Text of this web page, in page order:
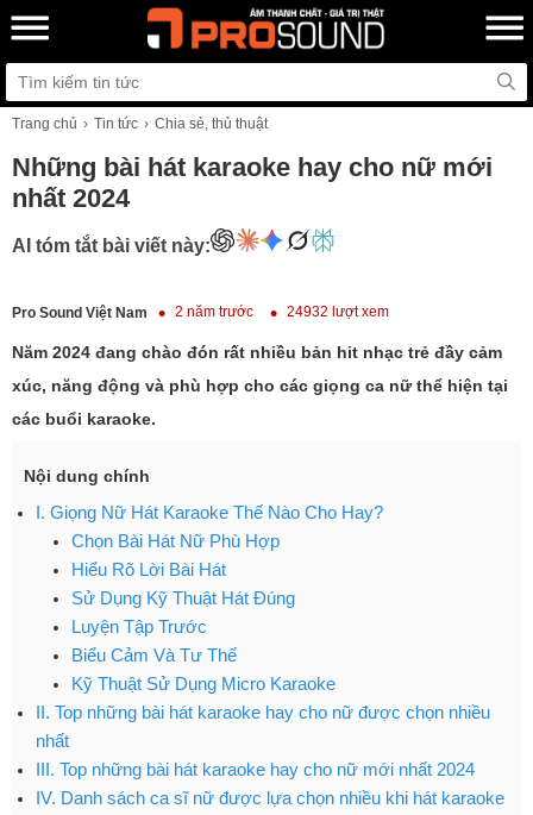
Trang chủ Tin tức Chia sẻ, thủ thuật
Những bài hát karaoke hay cho nữ mới
nhất 2024
AI tóm tắt bài viết này:
Pro Sound Việt Nam 2 năm trước 24932 lượt xem
Năm 2024 đang chào đón rất nhiều bản hit nhạc trẻ đầy cảm
xúc, năng động và phù hợp cho các giọng ca nữ thể hiện tại
các buổi karaoke.
Nội dung chính
I. Giọng Nữ Hát Karaoke Thế Nào Cho Hay?
Chọn Bài Hát Nữ Phù Hợp
Hiểu Rõ Lời Bài Hát
Sử Dụng Kỹ Thuật Hát Đúng
Luyện Tập Trước
Biểu Cảm Và Tư Thế
Kỹ Thuật Sử Dụng Micro Karaoke
II. Top những bài hát karaoke hay cho nữ được chọn nhiều
nhất
III. Top những bài hát karaoke hay cho nữ mới nhất 2024
IV. Danh sách ca sĩ nữ được lựa chọn nhiều khi hát karaoke